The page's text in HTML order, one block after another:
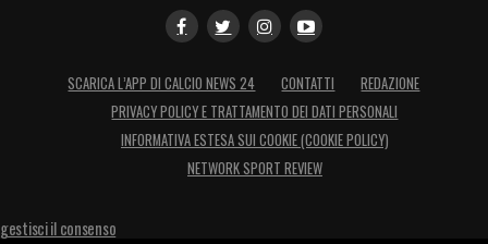
SCARICA L’APP DI CALCIO NEWS 24 CONTATTI
REDAZIONE
PRIVACY POLICY E TRATTAMENTO DEI DATI PERSONALI
INFORMATIVA ESTESA SUI COOKIE (COOKIE POLICY)
NETWORK SPORT REVIEW
gestisci il consenso